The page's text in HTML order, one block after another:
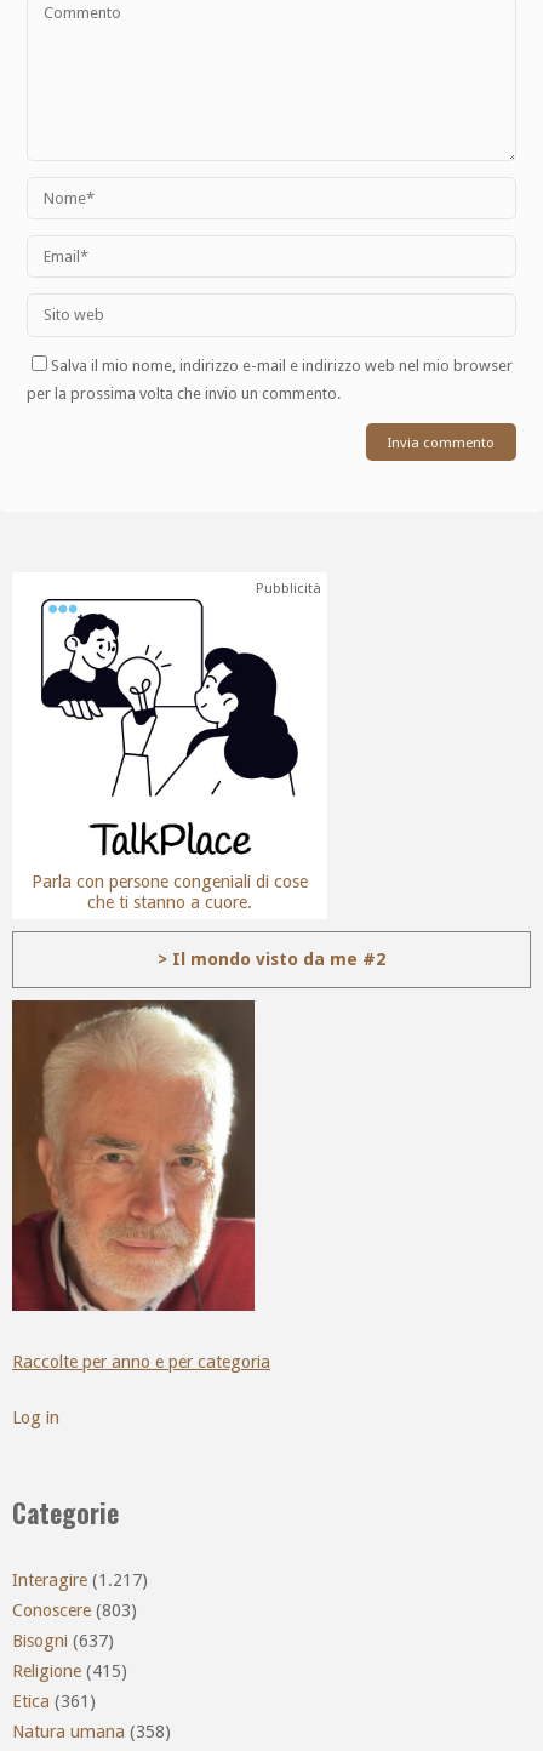
Salva il mio nome, indirizzo e-mail e indirizzo web nel mio browser
per la prossima volta che invio un commento.
Pubblicità
Parla con persone congeniali di cose
che ti stanno a cuore.
> Il mondo visto da me #2
Raccolte per anno e per categoria
Log in
Categorie
Interagire (1.217)
Conoscere (803)
Bisogni (637)
Religione (415)
Etica (361)
Natura umana (358)